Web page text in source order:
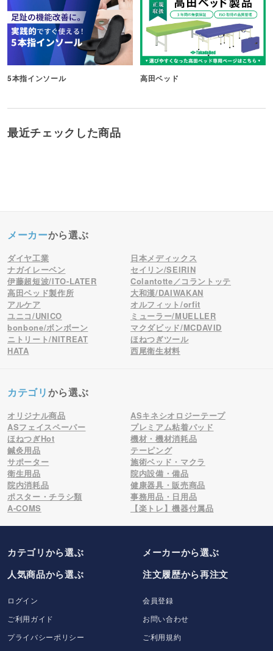
5本指インソール 高田ベッド
最近チェックした商品
メーカーから選ぶ
ダイヤ工業
日本メディックス
ナガイレーベン
セイリン/SEIRIN
伊藤超短波/ITO-LATER
Colantotte／コラントッテ
高田ベッド製作所
大和漢/DAIWAKAN
アルケア
オルフィット/orfit
ユニコ/UNICO
ミューラー/MUELLER
bonbone/ボンボーン
マクダビッド/MCDAVID
ニトリート/NITREAT
ほねつぎツール
HATA
西尾衛生材料
カテゴリから選ぶ
オリジナル商品
ASキネシオロジーテープ
ASフェイスペーパー
プレミアム粘着パッド
ほねつぎHot
機材・機材消耗品
鍼灸用品
テーピング
サポーター
施術ベッド・マクラ
衛生用品
院内設備・備品
院内消耗品
健康器具・販売商品
ポスター・チラシ類
事務用品・日用品
A-COMS
【楽トレ】機器付属品
カテゴリから選ぶ メーカーから選ぶ
人気商品から選ぶ
注文履歴から再注文
ログイン
会員登録
ご利用ガイド
お問い合わせ
プライバシーポリシー
ご利用規約